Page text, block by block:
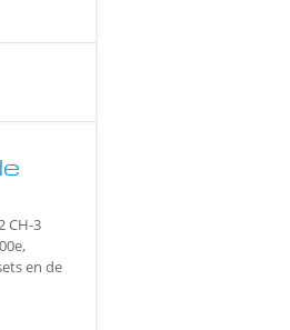
CH-3
en de